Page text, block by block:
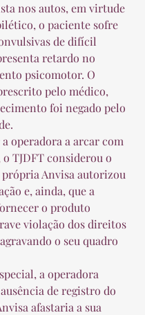
nos autos, em virtude
o paciente sofre
de difícil
retardo no
psicomotor. O
pelo médico,
foi negado pelo
operadora a arcar com
o TJDFT considerou o
própria Anvisa autorizou
e, ainda, que a
o produto
violação dos direitos
o seu quadro
a operadora
de registro do
afastaria a sua